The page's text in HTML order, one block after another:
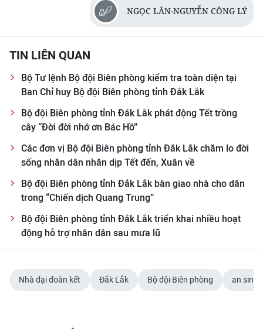
NGỌC LÂN-NGUYỄN CÔNG LÝ
TIN LIÊN QUAN
Bộ Tư lệnh Bộ đội Biên phòng kiểm tra toàn diện tại
Ban Chỉ huy Bộ đội Biên phòng tỉnh Đắk Lắk
Bộ đội Biên phòng tỉnh Đắk Lắk phát động Tết trồng
cây “Đời đời nhớ ơn Bác Hồ”
Các đơn vị Bộ đội Biên phòng tỉnh Đắk Lắk chăm lo đời
sống nhân dân nhân dịp Tết đến, Xuân về
Bộ đội Biên phòng tỉnh Đắk Lắk bàn giao nhà cho dân
trong “Chiến dịch Quang Trung”
Bộ đội Biên phòng tỉnh Đắk Lắk triển khai nhiều hoạt
động hỗ trợ nhân dân sau mưa lũ
Nhà đại đoàn kết Đắk Lắk Bộ đội Biên phòng an sinh